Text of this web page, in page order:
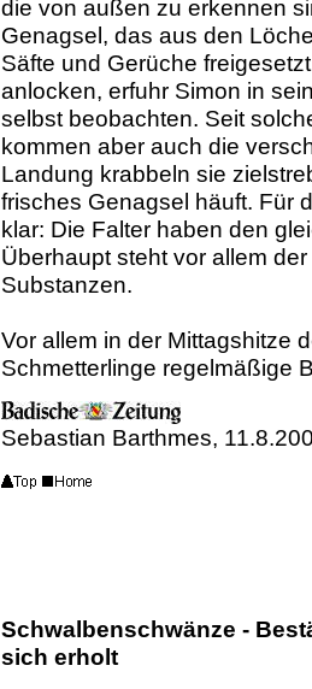
die von außen zu erkennen
Genagsel, das aus den
Säfte und Gerüche
anlocken, erfuhr Simon in
selbst beobachten. Seit
kommen aber auch die
Landung krabbeln sie
frisches Genagsel häuft. Für
klar: Die Falter haben den
Überhaupt steht vor allem
Substanzen.
Vor allem in der Mittagshitze
Schmetterlinge regelmäßige
Sebastian Barthmes,
Schwalbenschwänze -
sich erholt